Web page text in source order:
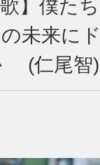
歌】僕た
未来に
(仁尾智)